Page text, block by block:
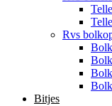
Rvs
Bitjes